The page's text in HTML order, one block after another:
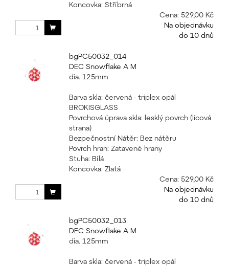
Koncovka: Stříbrná
Cena: 529,00 Kč
Na objednávku
do 10 dnů
bgPC50032_014
DEC Snowflake A M
dia. 125mm
Barva skla: červená - triplex opál
BROKISGLASS
Povrchová úprava skla: lesklý povrch (lícová
strana)
Bezpečnostní Nátěr: Bez nátěru
Povrch hran: Zatavené hrany
Stuha: Bílá
Koncovka: Zlatá
Cena: 529,00 Kč
Na objednávku
do 10 dnů
bgPC50032_013
DEC Snowflake A M
dia. 125mm
Barva skla: červená - triplex opál